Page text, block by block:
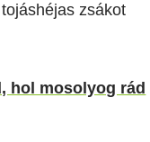
zsákot
hol mosolyog rád